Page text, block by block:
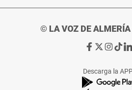
© LA VOZ DE
Ir
de
La
Ir
de
La
Ir
de
La
Ir
de
La
Descarga la